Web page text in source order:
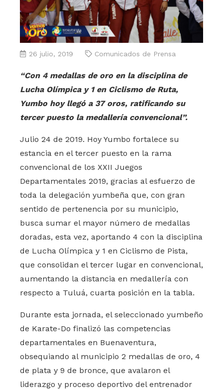
26 julio, 2019 Comunicados de Prensa
“Con 4 medallas de oro en la disciplina de
Lucha Olímpica y 1 en Ciclismo de Ruta,
Yumbo hoy llegó a 37 oros, ratificando su
tercer puesto la medallería convencional”.
Julio 24 de 2019. Hoy Yumbo fortalece su
estancia en el tercer puesto en la rama
convencional de los XXII Juegos
Departamentales 2019, gracias al esfuerzo de
toda la delegación yumbeña que, con gran
sentido de pertenencia por su municipio,
busca sumar el mayor número de medallas
doradas, esta vez, aportando 4 con la disciplina
de Lucha Olímpica y 1 en Ciclismo de Pista,
que consolidan el tercer lugar en convencional,
aumentando la distancia en medallería con
respecto a Tuluá, cuarta posición en la tabla.
Durante esta jornada, el seleccionado yumbeño
de Karate-Do finalizó las competencias
departamentales en Buenaventura,
obsequiando al municipio 2 medallas de oro, 4
de plata y 9 de bronce, que avalaron el
liderazgo y proceso deportivo del entrenador